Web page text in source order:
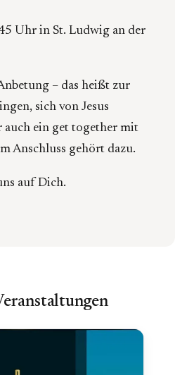
Uhr in St. Ludwig an der
– das heißt zur
sich von Jesus
auch ein get together mit
Anschluss gehört dazu.
auf Dich.